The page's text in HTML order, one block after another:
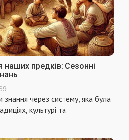
наших предків: Сезонні
через систему, яка була
культурі та